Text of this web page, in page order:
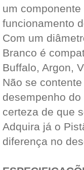
um
funcionamento
Com um
Branco é
Buffalo, Argon,
Não se
desempenho
certeza de que
Adquira já o
diferença no